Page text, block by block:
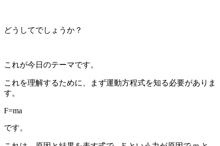
どうしてでしょうか？
これが今日のテーマです。
これを理解するために、まず運動方程式を知る必要がありま
す。
F=ma
です。